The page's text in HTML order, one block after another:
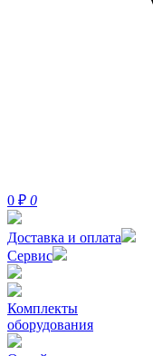
0 ₽ 0
Доставка и оплата
Сервис
Комплекты
оборудования